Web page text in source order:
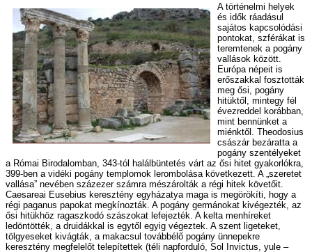
A történelmi helyek
és idők ráadásul
sajátos kapcsolódási
pontokat, szférákat is
teremtenek a pogány
vallások között.
Európa népeit is
erőszakkal fosztották
meg ősi, pogány
hitüktől, mintegy fél
évezreddel korábban,
mint bennünket a
miénktől. Theodosius
császár bezáratta a
pogány szentélyeket
a Római Birodalomban, 343-tól halálbüntetés várt az ősi hitet gyakorlókra,
399-ben a vidéki pogány templomok lerombolása következett. A „szeretet
vallása” nevében százezer számra mészárolták a régi hitek követőit.
Caesareai Eusebius keresztény egyházatya maga is megörökíti, hogy a
régi paganus papokat megkínozták. A pogány germánokat kivégezték, az
ősi hitükhöz ragaszkodó szászokat lefejezték. A kelta menhíreket
ledöntötték, a druidákkal is egytől egyig végeztek. A szent ligeteket,
tölgyeseket kivágták, a makacsul továbbélő pogány ünnepekre
keresztény megfelelőt telepítettek (téli napforduló, Sol Invictus, yule –